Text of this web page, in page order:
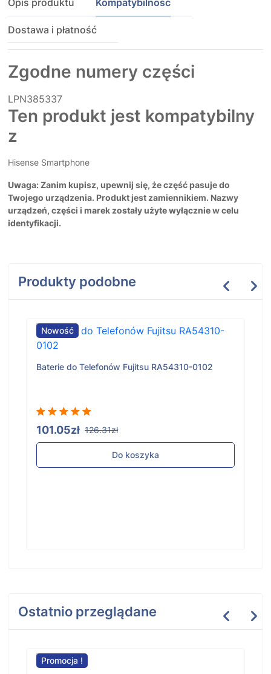
Opis produktu Kompatybilność
Dostawa i płatność
Zgodne numery części
LPN385337
Ten produkt jest kompatybilny
z
Hisense Smartphone
Uwaga: Zanim kupisz, upewnij się, że część pasuje do
Twojego urządzenia. Produkt jest zamiennikiem. Nazwy
urządzeń, części i marek zostały użyte wyłącznie w celu
identyfikacji.
Produkty podobne
Nowość
Baterie do Telefonów Fujitsu RA54310-0102
101.05zł 126.31zł
Do koszyka
Ostatnio przeglądane
Promocja !